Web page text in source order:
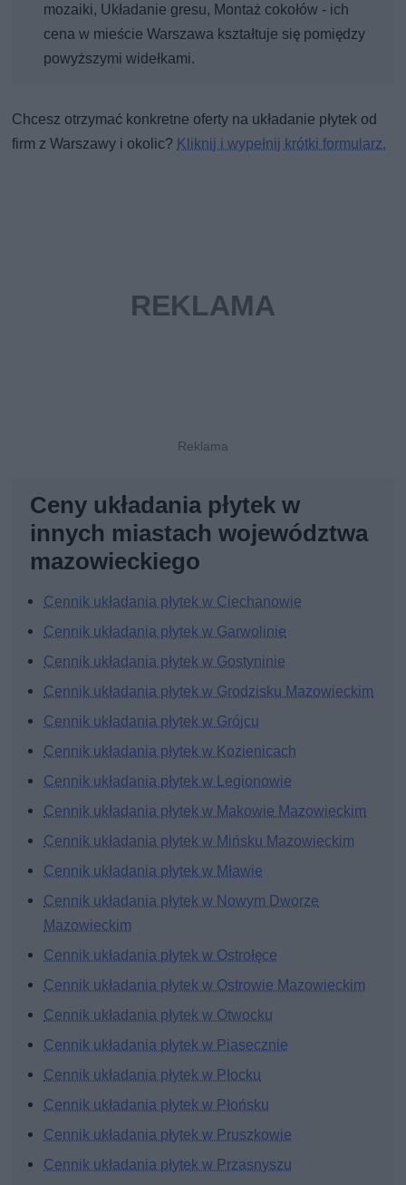
mozaiki, Układanie gresu, Montaż cokołów - ich
cena w mieście Warszawa kształtuje się pomiędzy
powyższymi widełkami.
Chcesz otrzymać konkretne oferty na układanie płytek od
firm z Warszawy i okolic? Kliknij i wypełnij krótki formularz.
Ceny układania płytek w
innych miastach województwa
mazowieckiego
Cennik układania płytek w Ciechanowie
Cennik układania płytek w Garwolinie
Cennik układania płytek w Gostyninie
Cennik układania płytek w Grodzisku Mazowieckim
Cennik układania płytek w Grójcu
Cennik układania płytek w Kozienicach
Cennik układania płytek w Legionowie
Cennik układania płytek w Makowie Mazowieckim
Cennik układania płytek w Mińsku Mazowieckim
Cennik układania płytek w Mławie
Cennik układania płytek w Nowym Dworze
Mazowieckim
Cennik układania płytek w Ostrołęce
Cennik układania płytek w Ostrowie Mazowieckim
Cennik układania płytek w Otwocku
Cennik układania płytek w Piasecznie
Cennik układania płytek w Płocku
Cennik układania płytek w Płońsku
Cennik układania płytek w Pruszkowie
Cennik układania płytek w Przasnyszu